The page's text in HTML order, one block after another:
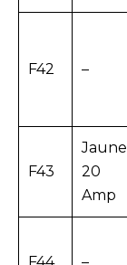
F42 –
F43
Jaune
20
Amp